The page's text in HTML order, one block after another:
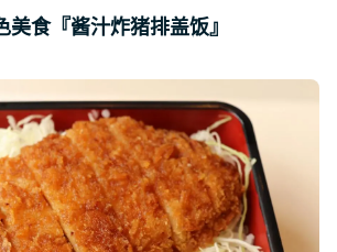
美食『酱汁炸猪排盖饭』